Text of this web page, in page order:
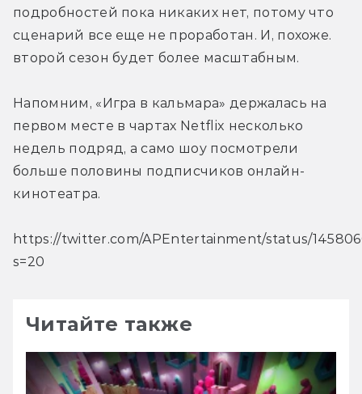
подробностей пока никаких нет, потому что
сценарий все еще не проработан. И, похоже.
второй сезон будет более масштабным.
Напомним, «Игра в кальмара» держалась на
первом месте в чартах Netflix несколько
недель подряд, а само шоу посмотрели
больше половины подписчиков онлайн-
кинотеатра.
https://twitter.com/APEntertainment/status/
s=20
Читайте также